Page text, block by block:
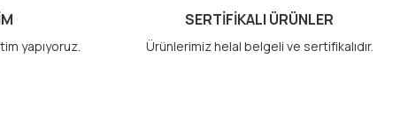
yapıyoruz.
SERTİFİKALI ÜRÜNLER
Ürünlerimiz helal belgeli ve sertifikalıdır.